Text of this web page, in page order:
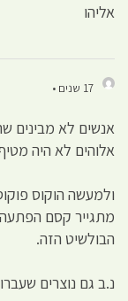
אליהו
17 שנים •
אנשים לא מבינים
אלוהים לא היה
ולמעשה הוקוס
מתגייר קסם
הבולשיט הזה.
נ.ב גם נוצרים